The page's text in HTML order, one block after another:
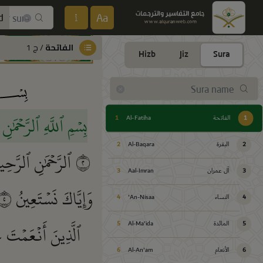
Aa
Sura
Jiz
Hizb
1 الفاتحة Al-Fatiha
1
2 البقرة Al-Baqara
2
3 آل عمران Aal-Imran
3
4 النساء An-Nisaa'
4
5 المائدة Al-Ma'ida
5
6 الأنعام Al-An'am
6
الفاتحة/ ج 1
بِسۡمِ ٱللَّهِ
٢ٱلرَّحۡمَٰنِ
وَإِيَّاكَ نَسۡتَعِينُ
ٱلَّذِينَ